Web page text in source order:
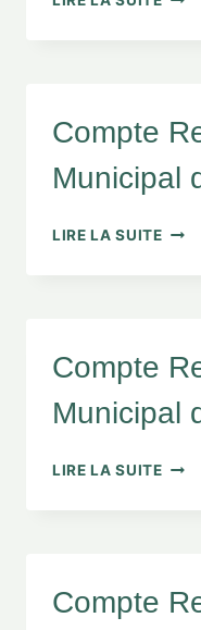
Compte
Municipal
LIRE LA SUITE
Compte
Municipal
LIRE LA SUITE
Compte